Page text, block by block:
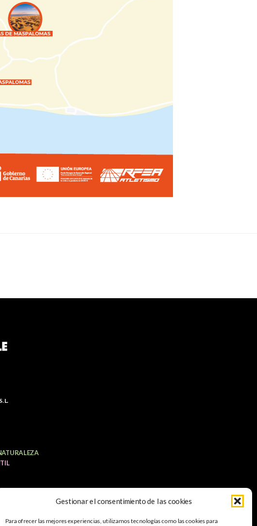
Gestionar el consentimiento de las cookies
Para ofrecer las mejores experiencias, utilizamos tecnologías como las cookies para